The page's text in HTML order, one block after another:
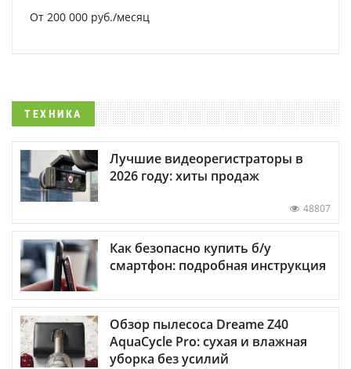
От 200 000 руб./месяц
ТЕХНИКА
Лучшие видеорегистраторы в
2026 году: хиты продаж
48807
Как безопасно купить б/у
смартфон: подробная инструкция
Обзор пылесоса Dreame Z40
AquaCycle Pro: сухая и влажная
уборка без усилий